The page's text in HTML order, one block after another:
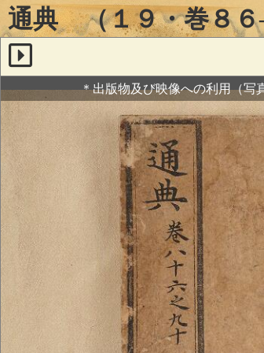
通典 （１９・巻８６
＊出版物及び映像への利用（写